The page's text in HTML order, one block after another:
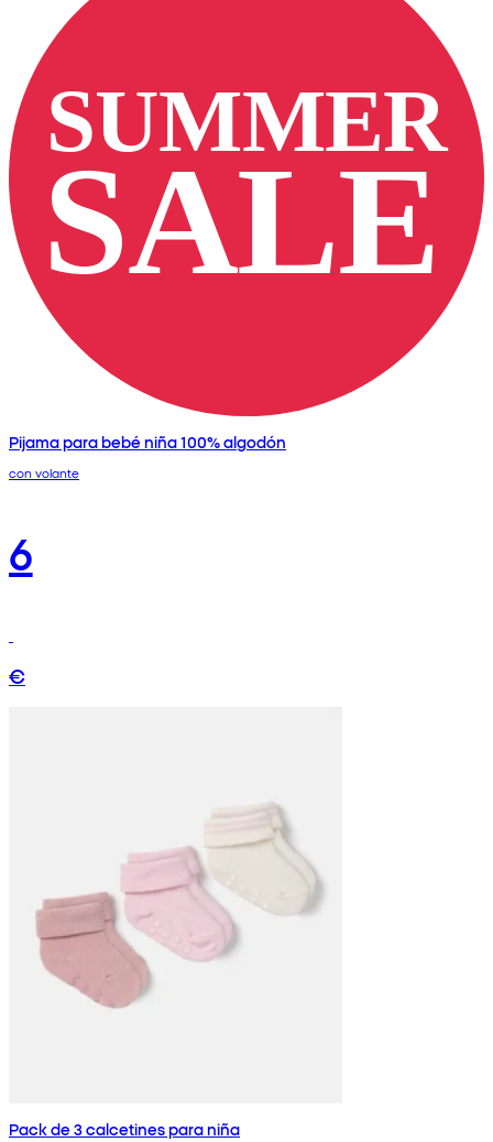
Pijama para bebé niña 100% algodón
con volante
6
€
Pack de 3 calcetines para niña